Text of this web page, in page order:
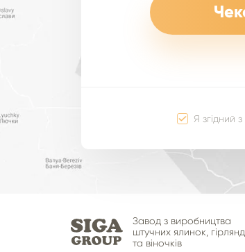
Я згідний з
Завод з виробництва
штучних ялинок, гірлянд
та віночків